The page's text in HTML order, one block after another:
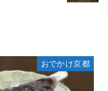
おでかけ京都